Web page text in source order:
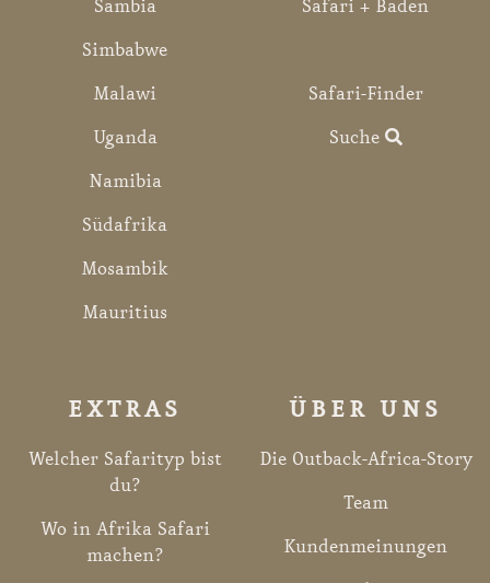
Sambia
Simbabwe
Malawi
Uganda
Namibia
Südafrika
Mosambik
Mauritius
Safari + Baden
Safari-Finder
Suche
EXTRAS
Welcher Safarityp bist
du?
Wo in Afrika Safari
machen?
ÜBER UNS
Die Outback-Africa-Story
Team
Kundenmeinungen